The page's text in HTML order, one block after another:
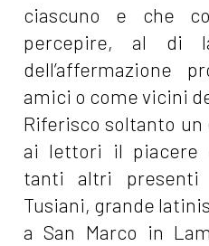
ciascuno e che
percepire, al di
dell’affermazione
amici o come vicini
Riferisco soltanto un
ai lettori il piacere
tanti altri presenti
Tusiani, grande
a San Marco in